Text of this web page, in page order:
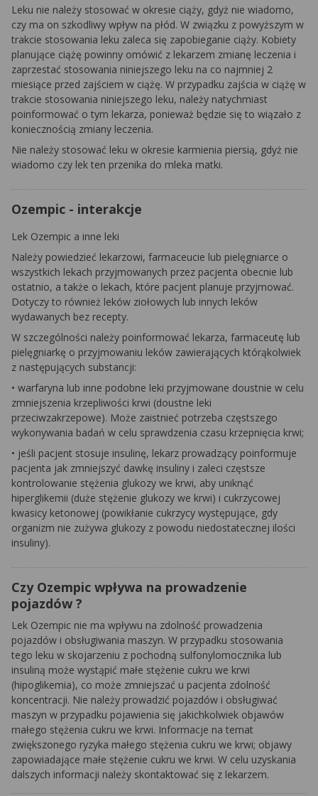
Leku nie należy stosować w okresie ciąży, gdyż nie wiadomo,
czy ma on szkodliwy wpływ na płód. W związku z powyższym w
trakcie stosowania leku zaleca się zapobieganie ciąży. Kobiety
planujące ciążę powinny omówić z lekarzem zmianę leczenia i
zaprzestać stosowania niniejszego leku na co najmniej 2
miesiące przed zajściem w ciążę. W przypadku zajścia w ciążę w
trakcie stosowania niniejszego leku, należy natychmiast
poinformować o tym lekarza, ponieważ będzie się to wiązało z
koniecznością zmiany leczenia.
Nie należy stosować leku w okresie karmienia piersią, gdyż nie
wiadomo czy lek ten przenika do mleka matki.
Ozempic - interakcje
Lek Ozempic a inne leki
Należy powiedzieć lekarzowi, farmaceucie lub pielęgniarce o
wszystkich lekach przyjmowanych przez pacjenta obecnie lub
ostatnio, a także o lekach, które pacjent planuje przyjmować.
Dotyczy to również leków ziołowych lub innych leków
wydawanych bez recepty.
W szczególności należy poinformować lekarza, farmaceutę lub
pielęgniarkę o przyjmowaniu leków zawierających którąkolwiek
z następujących substancji:
• warfaryna lub inne podobne leki przyjmowane doustnie w celu
zmniejszenia krzepliwości krwi (doustne leki
przeciwzakrzepowe). Może zaistnieć potrzeba częstszego
wykonywania badań w celu sprawdzenia czasu krzepnięcia krwi;
• jeśli pacjent stosuje insulinę, lekarz prowadzący poinformuje
pacjenta jak zmniejszyć dawkę insuliny i zaleci częstsze
kontrolowanie stężenia glukozy we krwi, aby uniknąć
hiperglikemii (duże stężenie glukozy we krwi) i cukrzycowej
kwasicy ketonowej (powikłanie cukrzycy występujące, gdy
organizm nie zużywa glukozy z powodu niedostatecznej ilości
insuliny).
Czy Ozempic wpływa na prowadzenie
pojazdów ?
Lek Ozempic nie ma wpływu na zdolność prowadzenia
pojazdów i obsługiwania maszyn. W przypadku stosowania
tego leku w skojarzeniu z pochodną sulfonylomocznika lub
insuliną może wystąpić małe stężenie cukru we krwi
(hipoglikemia), co może zmniejszać u pacjenta zdolność
koncentracji. Nie należy prowadzić pojazdów i obsługiwać
maszyn w przypadku pojawienia się jakichkolwiek objawów
małego stężenia cukru we krwi. Informacje na temat
zwiększonego ryzyka małego stężenia cukru we krwi; objawy
zapowiadające małe stężenie cukru we krwi. W celu uzyskania
dalszych informacji należy skontaktować się z lekarzem.